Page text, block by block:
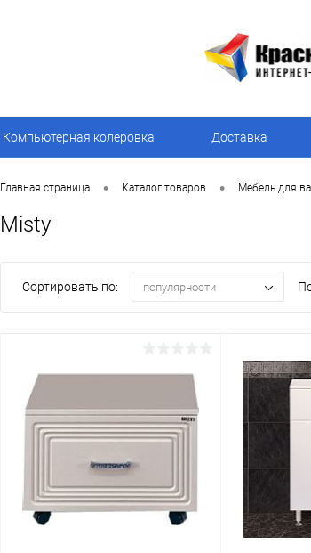
Компьютерная колеровка Доставка
Главная страница • Каталог товаров • Мебель для
Misty
Сортировать по: популярности